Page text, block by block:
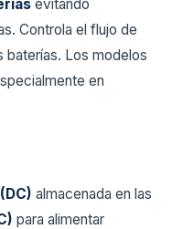
evitando
Controla el flujo de
baterías. Los modelos
en
almacenada en las
para alimentar